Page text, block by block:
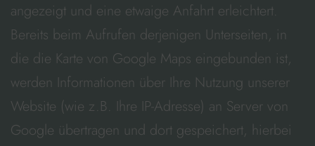
angezeigt und eine etwaige Anfahrt erleichtert.
Bereits beim Aufrufen derjenigen Unterseiten, in
die die Karte von Google Maps eingebunden ist,
werden Informationen über Ihre Nutzung unserer
Website (wie z.B. Ihre IP-Adresse) an Server von
Google übertragen und dort gespeichert, hierbei